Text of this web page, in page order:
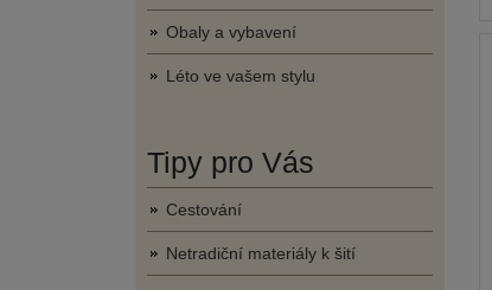
Obaly a vybavení
Léto ve vašem stylu
Tipy pro Vás
Cestování
Netradiční materiály k šití